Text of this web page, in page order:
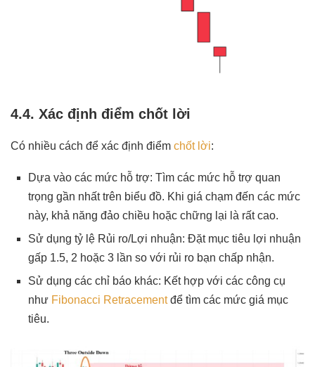
4.4. Xác định điểm chốt lời
Có nhiều cách để xác định điểm chốt lời:
Dựa vào các mức hỗ trợ: Tìm các mức hỗ trợ quan
trọng gần nhất trên biểu đồ. Khi giá chạm đến các mức
này, khả năng đảo chiều hoặc chững lại là rất cao.
Sử dụng tỷ lệ Rủi ro/Lợi nhuận: Đặt mục tiêu lợi nhuận
gấp 1.5, 2 hoặc 3 lần so với rủi ro bạn chấp nhận.
Sử dụng các chỉ báo khác: Kết hợp với các công cụ
như Fibonacci Retracementđể tìm các mức giá mục
tiêu.